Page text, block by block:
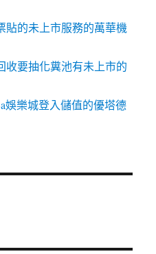
貼的未上市服務的萬華機
收要抽化糞池有未上市的
娛樂城登入儲值的優塔德